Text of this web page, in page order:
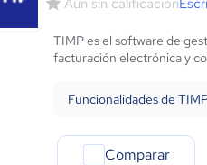
Marketing y Comunicación
Automotriz
Comercio Electrónico
Tecnología
Recursos Humanos
Aún sin calificación
TIMP es el software de
facturación electrónica y
Funcionalidades de
Comparar